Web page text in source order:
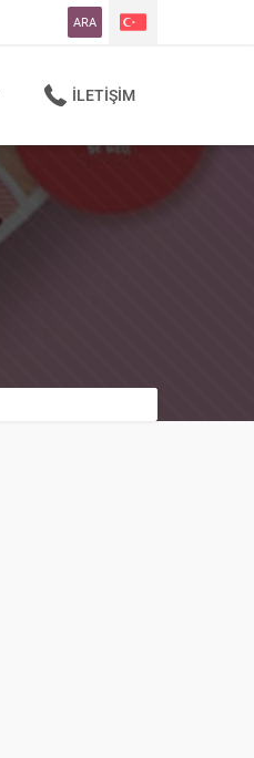
ARA
İLETIŞIM